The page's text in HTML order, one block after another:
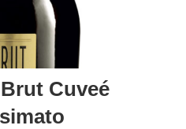
Cuveé